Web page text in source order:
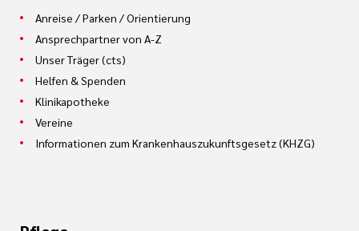
Anreise / Parken / Orientierung
Ansprechpartner von A-Z
Unser Träger (cts)
Helfen & Spenden
Klinikapotheke
Vereine
Informationen zum Krankenhauszukunftsgesetz (KHZG)